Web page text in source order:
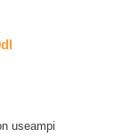
useampi